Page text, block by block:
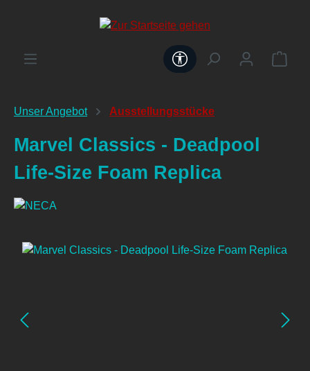
Werkzeugleiste
Unser Angebot Ausstellungsstücke
Marvel Classics - Deadpool
Life-Size Foam Replica
Bildergalerie überspringen